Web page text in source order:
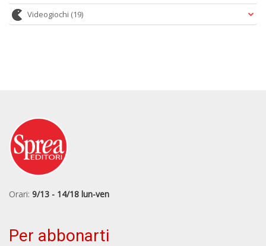
Videogiochi (19)
Orari: 9/13 - 14/18 lun-ven
Per abbonarti